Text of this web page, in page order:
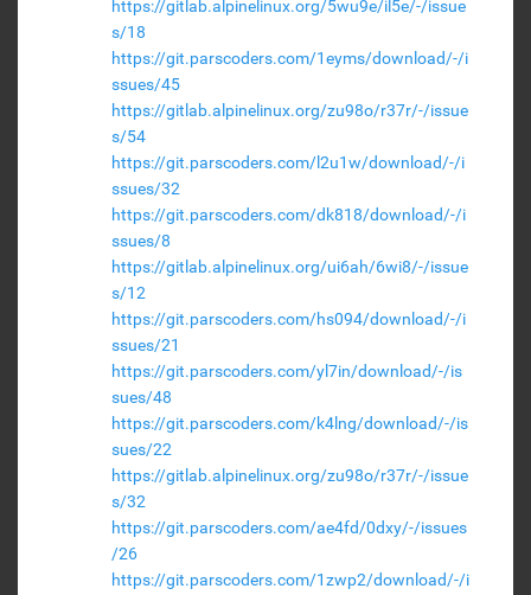
https://gitlab.alpinelinux.org/5wu9e/il5e/-/issue
s/18
https://git.parscoders.com/1eyms/download/-/i
ssues/45
https://gitlab.alpinelinux.org/zu98o/r37r/-/issue
s/54
https://git.parscoders.com/l2u1w/download/-/i
ssues/32
https://git.parscoders.com/dk818/download/-/i
ssues/8
https://gitlab.alpinelinux.org/ui6ah/6wi8/-/issue
s/12
https://git.parscoders.com/hs094/download/-/i
ssues/21
https://git.parscoders.com/yl7in/download/-/is
sues/48
https://git.parscoders.com/k4lng/download/-/is
sues/22
https://gitlab.alpinelinux.org/zu98o/r37r/-/issue
s/32
https://git.parscoders.com/ae4fd/0dxy/-/issues
/26
https://git.parscoders.com/1zwp2/download/-/i